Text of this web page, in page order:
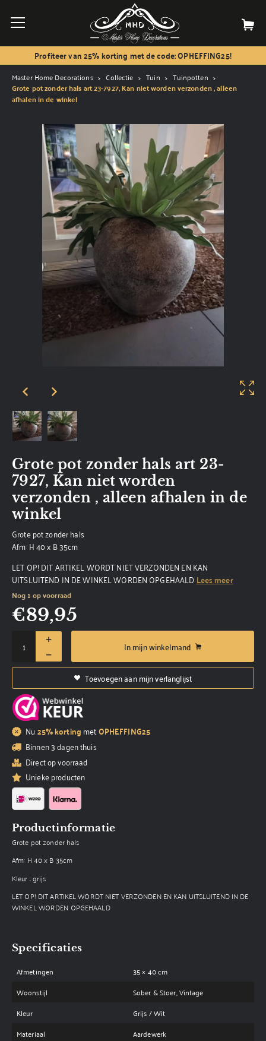
Profiteer van 25% korting met de code: OPHEFFING25!
Master Home Decorations Collectie Tuin Tuinpotten
Grote pot zonder hals art 23-7927, Kan niet worden verzonden , alleen
afhalen in de winkel
Grote pot zonder hals art 23-
7927, Kan niet worden
verzonden , alleen afhalen in de
winkel
Grote pot zonder hals
Afm: H 40 x B 35cm
LET OP! DIT ARTIKEL WORDT NIET VERZONDEN EN KAN
UITSLUITEND IN DE WINKEL WORDEN OPGEHAALD Lees meer
Nog 1 op voorraad
€89,95
In mijn winkelmand
Toevoegen aan mijn verlanglijst
Nu 25% korting metOPHEFFING25
Binnen 3 dagen thuis
Direct op voorraad
Unieke producten
Productinformatie
Grote pot zonder hals
Afm: H 40 x B 35cm
Kleur : grijs
LET OP! DIT ARTIKEL WORDT NIET VERZONDEN EN KAN UITSLUITEND IN DE
WINKEL WORDEN OPGEHAALD
Specificaties
Afmetingen
35 × 40 cm
Woonstijl
Sober & Stoer, Vintage
Kleur
Grijs / Wit
Materiaal
Aardewerk